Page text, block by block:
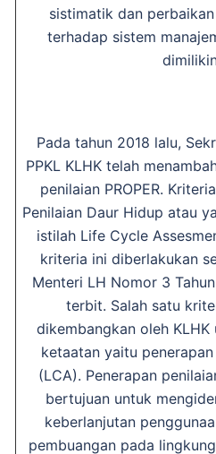
sistimatik dan
terhadap sistem
Pada tahun 2018 lalu,
PPKL KLHK telah
penilaian PROPER.
Penilaian Daur Hidup atau
istilah Life Cycle
kriteria ini diberlakukan
Menteri LH Nomor 3
terbit. Salah satu
dikembangkan oleh
ketaatan yaitu
(LCA). Penerapan
bertujuan untuk
keberlanjutan
pembuangan pada